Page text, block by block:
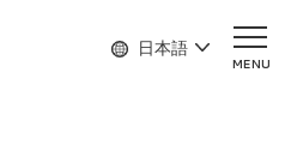
日本語
MENU